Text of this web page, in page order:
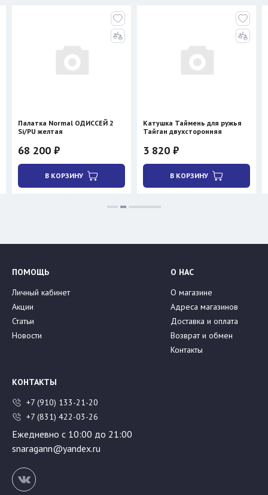
Палатка Normal ОДИССЕЙ 2
Si/PU желтая
68 200 ₽
В КОРЗИНУ
Катушка Таймень для ружья
Тайган двухсторонняя
3 820 ₽
В КОРЗИНУ
ПОМОЩЬ
Личный кабинет
Акции
Статьи
Новости
О НАС
О магазине
Адреса магазинов
Доставка и оплата
Возврат и обмен
Контакты
КОНТАКТЫ
+7 (910) 133-21-20
+7 (831) 422-03-26
Ежедневно с 10:00 до 21:00
snaragann@yandex.ru